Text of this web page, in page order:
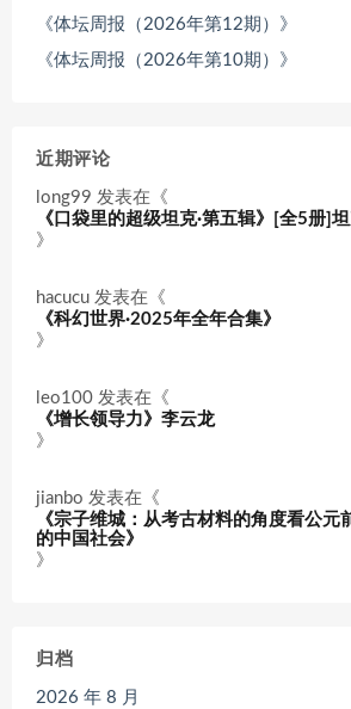
《体坛周报（2026年第12期）》
《体坛周报（2026年第10期）》
近期评论
long99 发表在《
《口袋里的超级坦克·第五辑》[全5册]
》
hacucu 发表在《
《科幻世界·2025年全年合集》
》
leo100 发表在《
《增长领导力》李云龙
》
jianbo 发表在《
《宗子维城：从考古材料的角度看公
的中国社会》
》
归档
2026 年 8 月